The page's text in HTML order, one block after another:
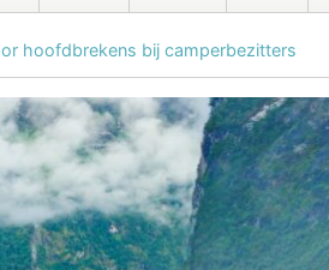
hoofdbrekens bij camperbezitters